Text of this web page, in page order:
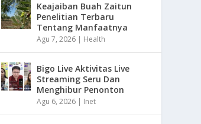
Keajaiban Buah Zaitun
Penelitian Terbaru
Tentang Manfaatnya
Agu 7, 2026 | Health
Bigo Live Aktivitas Live
Streaming Seru Dan
Menghibur Penonton
Agu 6, 2026 | Inet